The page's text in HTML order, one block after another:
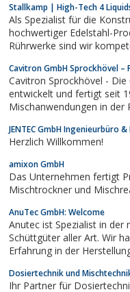
and tube skimmers and
different kinds of agitators
Stallkamp | High-Tech 4
Als Spezialist für die Kon­struktion, Fertigung
hochwertiger Edel­stahl-Produkte
Rührwerke sind wir
erfolgreich in der
Cavitron GmbH Sprockhövel –
Cavitron Sprockhövel -
entwickelt und fertigt seit
Mischanwendungen in der
JENTEC GmbH Ingenieurbüro
Herzlich Willkommen!
amixon GmbH
Das Unternehmen fertigt
Mischtrockner und
AnuTec GmbH: Welcome
Anutec ist Spezialist in der
Schüttgüter aller Art. Wir haben
Erfahrung in der
Zusammenarbeit mit unseren
Dosiertechnik und
Ihr Partner für